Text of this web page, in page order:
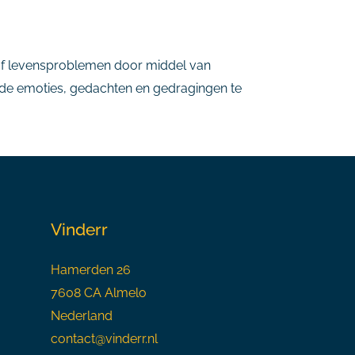
levensproblemen door middel van
emoties, gedachten en gedragingen te
Vinderr
Hamerden 26
7608 CA Almelo
Nederland
contact@vinderr.nl